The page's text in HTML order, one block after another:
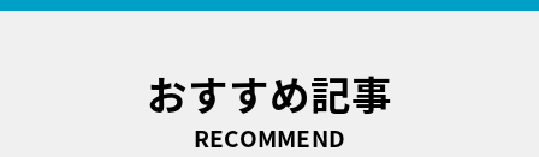
おすすめ記事
RECOMMEND